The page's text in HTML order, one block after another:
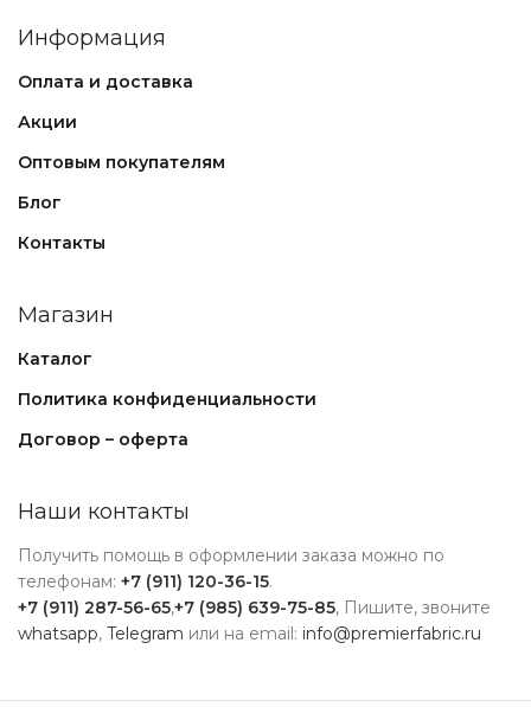
Информация
Оплата и доставка
Акции
Оптовым покупателям
Блог
Контакты
Магазин
Каталог
Политика конфиденциальности
Договор – оферта
Наши контакты
Получить помощь в оформлении заказа можно по
телефонам: +7 (911) 120-36-15.
+7 (911) 287-56-65,+7 (985) 639-75-85, Пишите, звоните
whatsapp, Telegram или на email: info@premierfabric.ru